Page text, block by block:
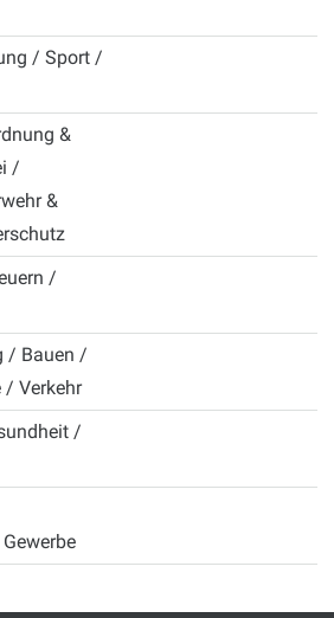
/ Sport /
&
/
&
/
/ Bauen /
/ Verkehr
/